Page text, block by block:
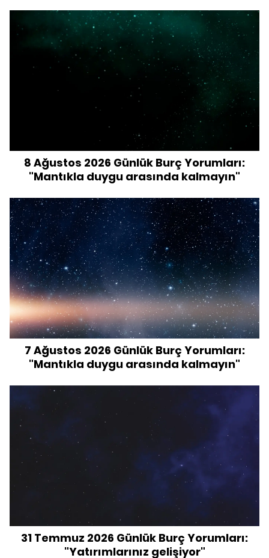
8 Ağustos 2026 Günlük Burç Yorumları:
"Mantıkla duygu arasında kalmayın"
7 Ağustos 2026 Günlük Burç Yorumları:
"Mantıkla duygu arasında kalmayın"
31 Temmuz 2026 Günlük Burç Yorumları:
"Yatırımlarınız gelişiyor"